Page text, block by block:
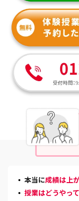
本当に成績は上
授業はどうやっ